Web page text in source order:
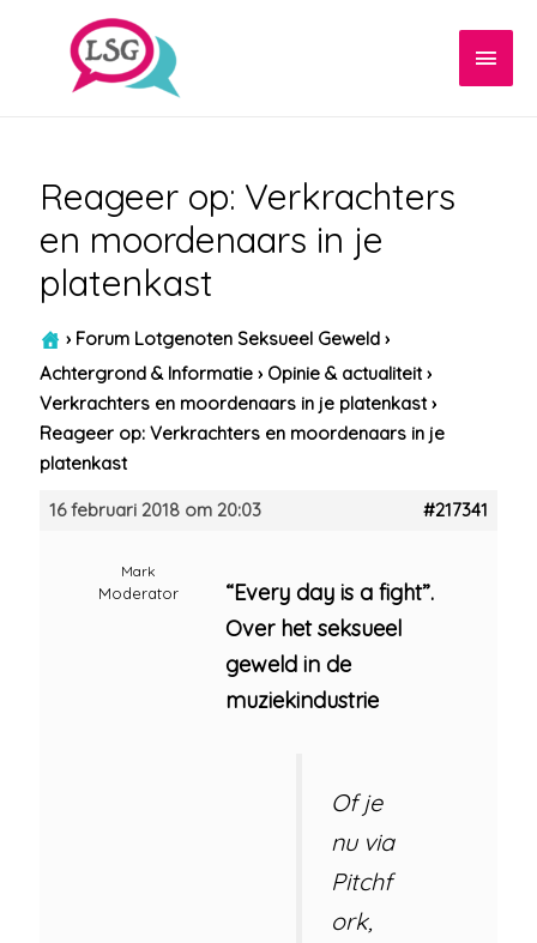
Reageer op: Verkrachters
en moordenaars in je
platenkast
› Forum Lotgenoten Seksueel Geweld ›
Achtergrond & Informatie › Opinie & actualiteit ›
Verkrachters en moordenaars in je platenkast ›
Reageer op: Verkrachters en moordenaars in je
platenkast
16 februari 2018 om 20:03 #217341
Mark
Moderator
“Every day is a fight”.
Over het seksueel
geweld in de
muziekindustrie
Of je
nu via
Pitchf
ork,